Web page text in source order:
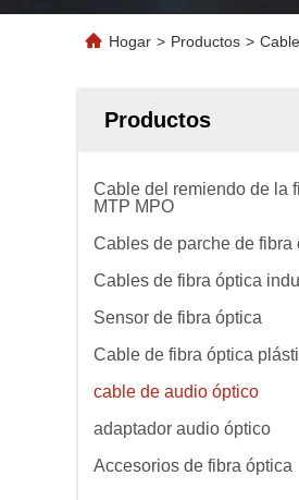
Hogar > Productos >
Productos
Cable del remiendo de la
MTP MPO
Cables de parche de fibra
Cables de fibra óptica
Sensor de fibra óptica
Cable de fibra óptica
cable de audio óptico
adaptador audio óptico
Accesorios de fibra óptica